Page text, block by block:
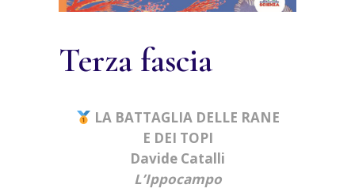
Terza fascia
LA BATTAGLIA DELLE RANE
E DEI TOPI
Davide Catalli
L’Ippocampo